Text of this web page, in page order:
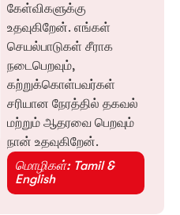
கேள்விகளுக்கு
உதவுகிறேன். எங்கள்
செயல்பாடுகள் சீராக
நடைபெறவும்,
கற்றுக்கொள்பவர்கள்
சரியான நேரத்தில் தகவல்
மற்றும் ஆதரவை பெறவும்
நான் உதவுகிறேன்.
மொழிகள்: Tamil &
English